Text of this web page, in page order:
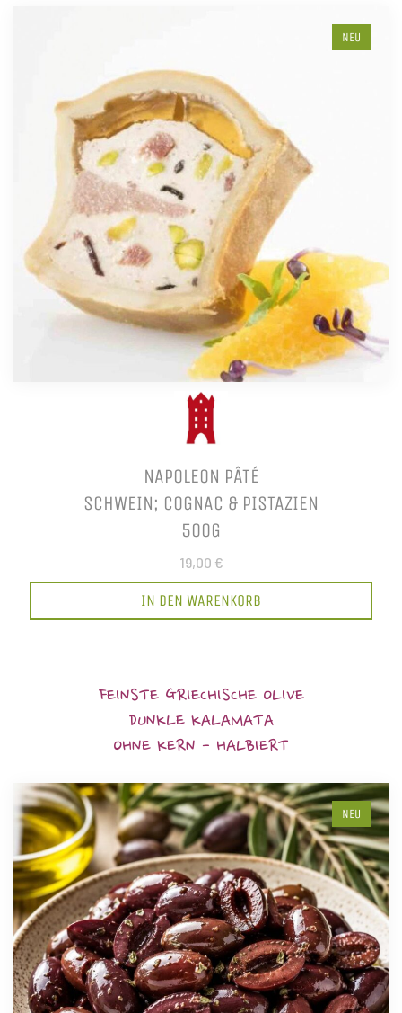
NEU
NAPOLEON PÂTÉ
SCHWEIN; COGNAC & PISTAZIEN
500G
19,00 €
IN DEN WARENKORB
FEINSTE GRIECHISCHE OLIVE
DUNKLE KALAMATA
OHNE KERN - HALBIERT
NEU